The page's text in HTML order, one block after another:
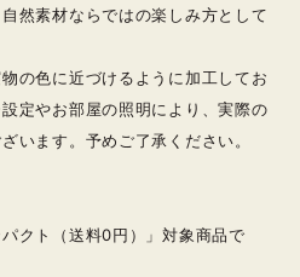
然素材ならではの楽しみ方として
の色に近づけるように加工してお
定やお部屋の照明により、実際の
います。予めご了承ください。
クト（送料0円）」対象商品で